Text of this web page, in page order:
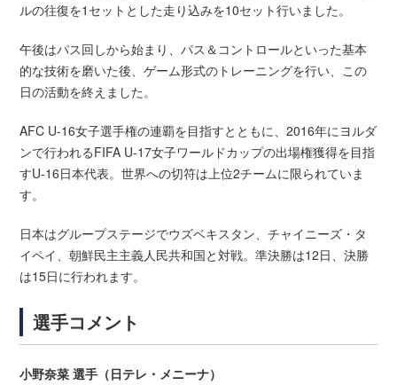
ルの往復を1セットとした走り込みを10セット行いました。
午後はパス回しから始まり、パス＆コントロールといった基本
的な技術を磨いた後、ゲーム形式のトレーニングを行い、この
日の活動を終えました。
AFC U-16女子選手権の連覇を目指すとともに、2016年にヨルダ
ンで行われるFIFA U-17女子ワールドカップの出場権獲得を目指
すU-16日本代表。世界への切符は上位2チームに限られていま
す。
日本はグループステージでウズベキスタン、チャイニーズ・タ
イペイ、朝鮮民主主義人民共和国と対戦。準決勝は12日、決勝
は15日に行われます。
選手コメント
小野奈菜 選手（日テレ・メニーナ）